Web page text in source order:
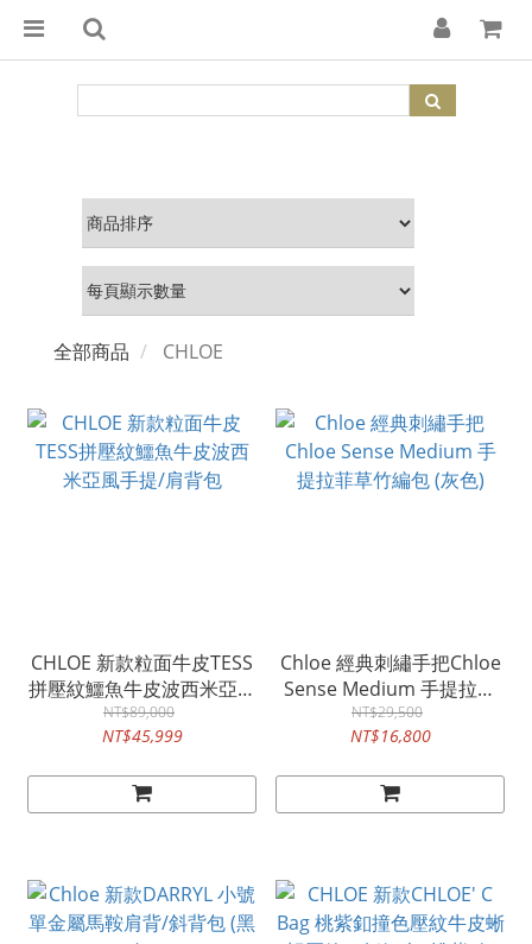
全部商品 CHLOE
CHLOE 新款粒面牛皮TESS
拼壓紋鱷魚牛皮波西米亞風
手提/肩背包
NT$89,000
NT$45,999
Chloe 經典刺繡手把Chloe
Sense Medium 手提拉菲
草竹編包 (灰色)
NT$29,500
NT$16,800